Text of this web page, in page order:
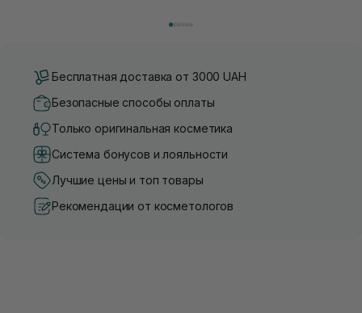
Бесплатная доставка от 3000 UAH
Безопасные способы оплаты
Только оригинальная косметика
Система бонусов и лояльности
Лучшие цены и топ товары
Рекомендации от косметологов